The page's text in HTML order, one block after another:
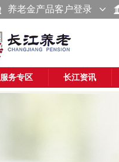
养老金产品客户登录
服务专区 长江资讯